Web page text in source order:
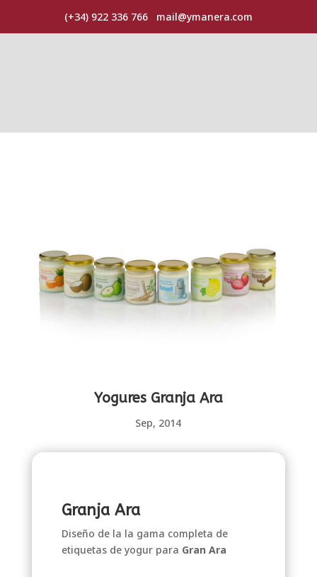
(+34) 922 336 766 mail@ymanera.com
Yogures Granja Ara
Sep, 2014
Granja Ara
Diseño de la la gama completa de
etiquetas de yogur para Gran Ara